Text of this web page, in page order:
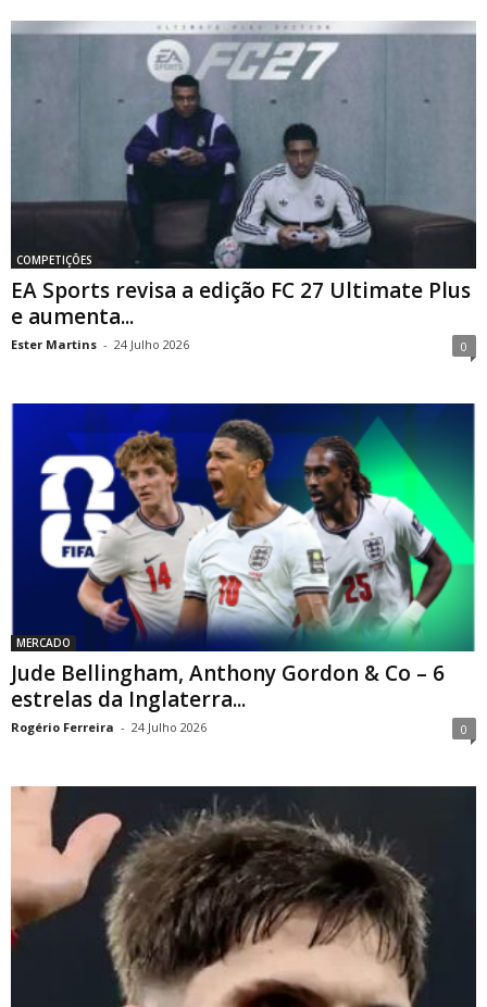
COMPETIÇÕES
EA Sports revisa a edição FC 27 Ultimate Plus
e aumenta...
Ester Martins - 24 Julho 2026 0
MERCADO
Jude Bellingham, Anthony Gordon & Co – 6
estrelas da Inglaterra...
Rogério Ferreira - 24 Julho 2026 0